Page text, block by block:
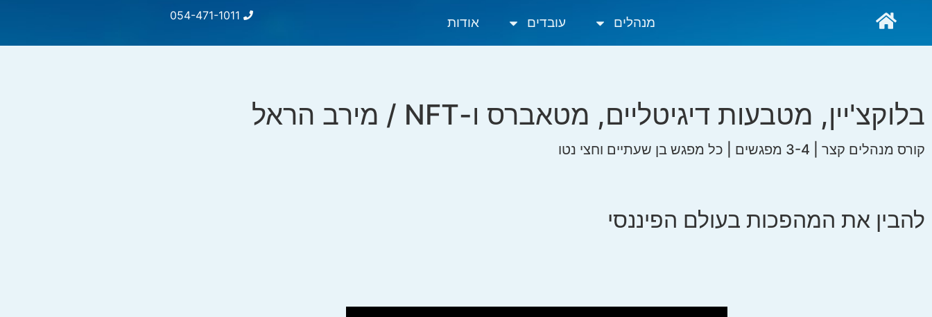
מנהלים עובדים אודות 054-471-1011
בלוקצ'יין, מטבעות דיגיטליים, מטאברס ו-NFT / מירב הראל
קורס מנהלים קצר | 3-4 מפגשים | כל מפגש בן שעתיים וחצי נטו
להבין את המהפכות בעולם הפיננסי